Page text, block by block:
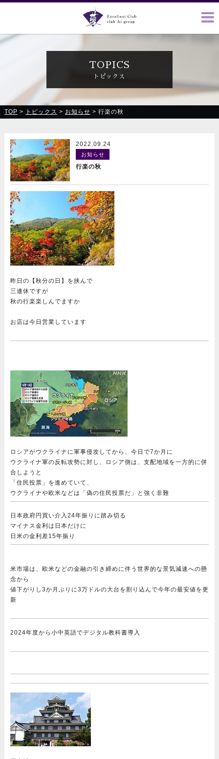
クラブ藍(あい)、クラブ恋(れん)、ルミナス、浪漫館で皆様の
お越しをお待ちしております
TOPICS
トピックス
TOP > トピックス > お知らせ > 行楽の秋
2022.09.24
お知らせ
行楽の秋
昨日の【秋分の日】を挟んで
三連休ですが
秋の行楽楽しんでますか
お店は今日営業しています
ロシアがウクライナに軍事侵攻してから、今日で7か月に
ウクライナ軍の反転攻勢に対し、ロシア側は、支配地域を一方的に併
合しようと
「住民投票」を進めていて、
ウクライナや欧米などは「偽の住民投票だ」と強く非難
日本政府円買い介入24年振りに踏み切る
マイナス金利は日本だけに
日米の金利差15年振り
米市場は、欧米などの金融の引き締めに伴う世界的な景気減速への懸
念から
値下がりし3か月ぶりに3万ドルの大台を割り込んで今年の最安値を更
新
2024年度から小中英語でデジタル教科書導入